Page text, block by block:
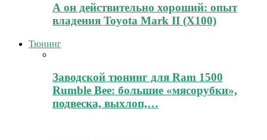
А он действительно хороший: опыт
владения Toyota Mark II (Х100)
Тюнинг
Заводской тюнинг для Ram 1500
Rumble Bee: большие «мясорубки»,
подвеска, выхлоп,…